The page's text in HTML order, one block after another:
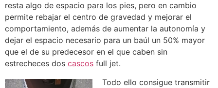
resta algo de espacio para los pies, pero en cambio
permite rebajar el centro de gravedad y mejorar el
comportamiento, además de aumentar la autonomía y
dejar el espacio necesario para un baúl un 50% mayor
que el de su predecesor en el que caben sin
estrecheces dos cascos full jet.
Todo ello consigue transmitir